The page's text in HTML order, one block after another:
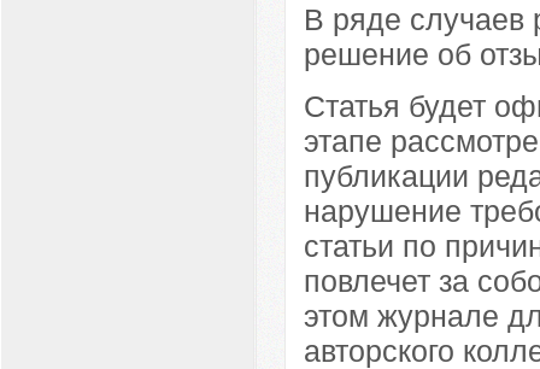
В ряде случаев
решение об
Статья будет
этапе
публикации
нарушение
статьи по
повлечет за
этом журнале
авторского